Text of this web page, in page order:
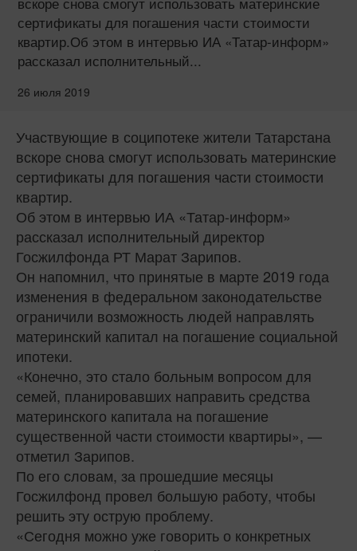
сертификаты для погашения части стоимости
квартир.Об этом в интервью ИА «Татар-информ»
рассказал исполнительный...
26 июля 2019
Участвующие в соципотеке жители Татарстана
вскоре снова смогут использовать материнские
сертификаты для погашения части стоимости
квартир.
Об этом в интервью ИА «Татар-информ»
рассказал исполнительный директор
Госжилфонда РТ Марат Зарипов.
Он напомнил, что принятые в марте 2019 года
изменения в федеральном законодательстве
ограничили возможность людей направлять
материнский капитал на погашение социальной
ипотеки.
«Конечно, это стало больным вопросом для
семей, планировавших направить средства
материнского капитала на погашение
существенной части стоимости квартиры», —
отметил Зарипов.
По его словам, за прошедшие месяцы
Госжилфонд провел большую работу, чтобы
решить эту острую проблему.
«Сегодня можно уже говорить о конкретных